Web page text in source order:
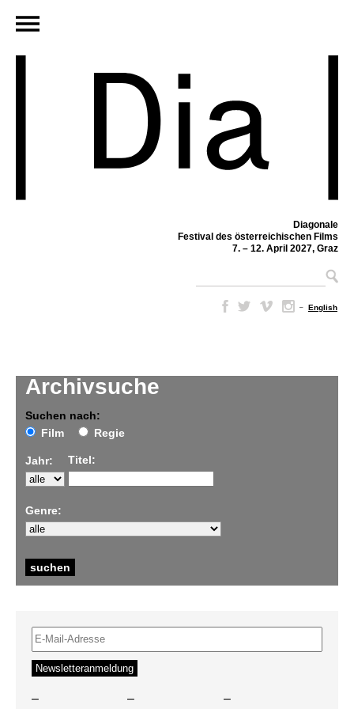
Diagonale
Festival des österreichischen Films
7. – 12. April 2027, Graz
– English
Archivsuche
Suchen nach:
Film
Regie
Jahr: Titel:
Genre:
– – –